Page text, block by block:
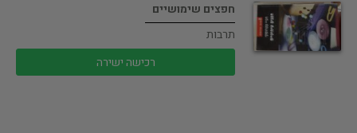
חפצים שימושיים
תרבות
רכישה ישירה